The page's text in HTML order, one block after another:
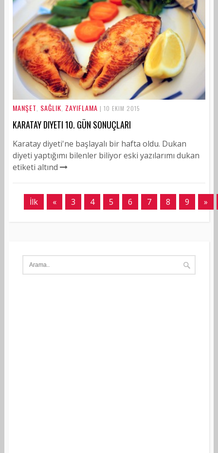
MANŞET, SAĞLIK, ZAYIFLAMA | 10 EKIM 2015
KARATAY DIYETI 10. GÜN SONUÇLARI
Karatay diyeti'ne başlayalı bir hafta oldu. Dukan
diyeti yaptığımı bilenler biliyor eski yazılarımı dukan
etiketi altınd
İlk « 3 4 5 6 7 8 9 »